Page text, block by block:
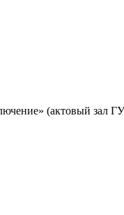
(актовый зал